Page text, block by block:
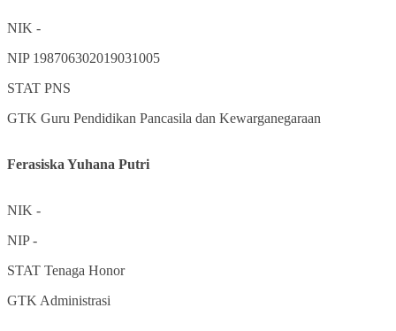
NIK -
NIP 198706302019031005
STAT PNS
GTK Guru Pendidikan Pancasila dan Kewarganegaraan
Ferasiska Yuhana Putri
NIK -
NIP-
STAT Tenaga Honor
GTK Administrasi